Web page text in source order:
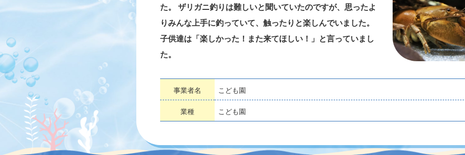
た。 ザリガニ釣りは難しいと聞いていたのですが、思ったよ
りみんな上手に釣っていて、触ったりと楽しんでいました。
子供達は「楽しかった！また来てほしい！」と言っていまし
た。
事業者名 こども園
業種 こども園